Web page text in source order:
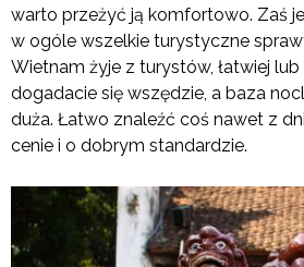
warto przeżyć ją komfortowo. Zaś
w ogóle wszelkie turystyczne
Wietnam żyje z turystów, łatwiej lub
dogadacie się wszędzie, a baza
duża. Łatwo znaleźć coś nawet z
cenie i o dobrym standardzie.